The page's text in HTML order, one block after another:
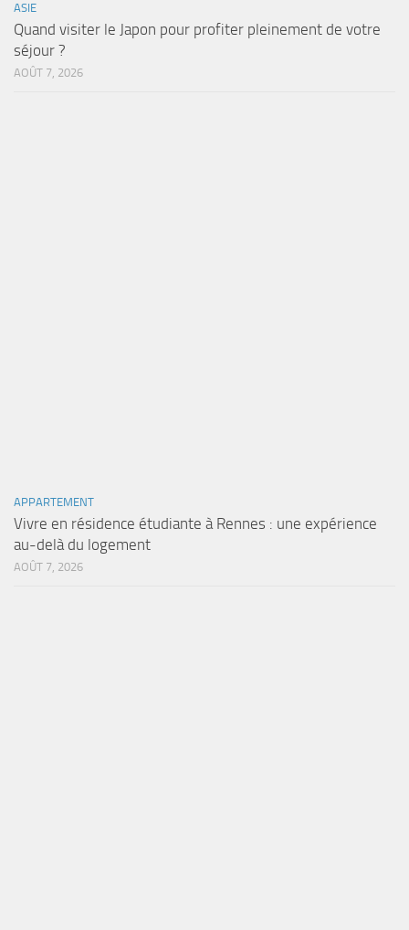
ASIE
Quand visiter le Japon pour profiter pleinement de votre
séjour ?
AOÛT 7, 2026
APPARTEMENT
Vivre en résidence étudiante à Rennes : une expérience
au-delà du logement
AOÛT 7, 2026